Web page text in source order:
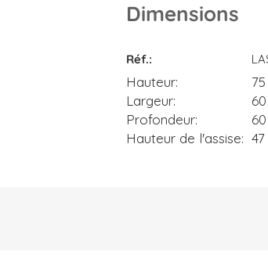
Dimensions
Dimensions
Réf.
Hauteur
Largeur
Profondeur
Hauteur de l'assise